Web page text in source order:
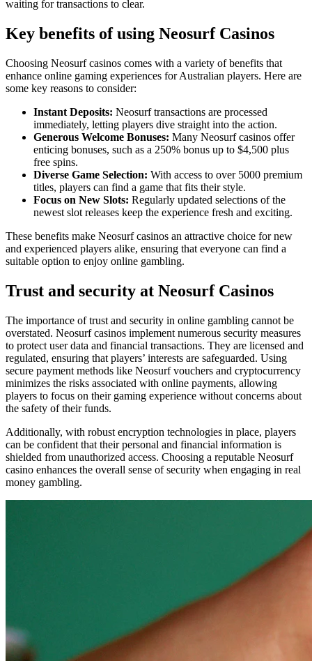
waiting for transactions to clear.
Key benefits of using Neosurf Casinos
Choosing Neosurf casinos comes with a variety of benefits that
enhance online gaming experiences for Australian players. Here are
some key reasons to consider:
Instant Deposits: Neosurf transactions are processed
immediately, letting players dive straight into the action.
Generous Welcome Bonuses: Many Neosurf casinos offer
enticing bonuses, such as a 250% bonus up to $4,500 plus
free spins.
Diverse Game Selection: With access to over 5000 premium
titles, players can find a game that fits their style.
Focus on New Slots: Regularly updated selections of the
newest slot releases keep the experience fresh and exciting.
These benefits make Neosurf casinos an attractive choice for new
and experienced players alike, ensuring that everyone can find a
suitable option to enjoy online gambling.
Trust and security at Neosurf Casinos
The importance of trust and security in online gambling cannot be
overstated. Neosurf casinos implement numerous security measures
to protect user data and financial transactions. They are licensed and
regulated, ensuring that players’ interests are safeguarded. Using
secure payment methods like Neosurf vouchers and cryptocurrency
minimizes the risks associated with online payments, allowing
players to focus on their gaming experience without concerns about
the safety of their funds.
Additionally, with robust encryption technologies in place, players
can be confident that their personal and financial information is
shielded from unauthorized access. Choosing a reputable Neosurf
casino enhances the overall sense of security when engaging in real
money gambling.